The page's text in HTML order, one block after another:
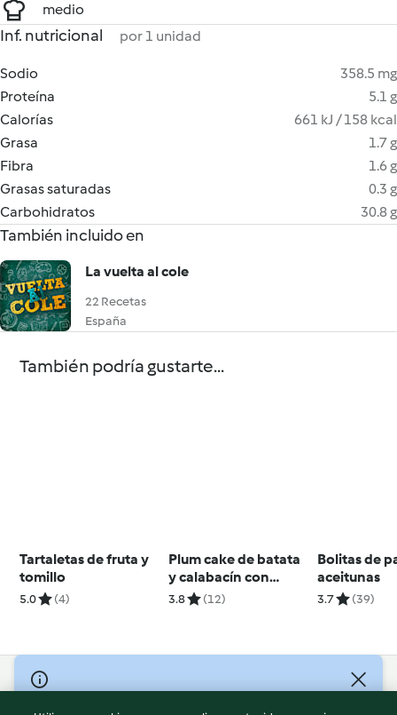
medio
Inf. nutricional por 1 unidad
Sodio
358.5 mg
Proteína
5.1 g
Calorías
661 kJ / 158 kcal
Grasa
1.7 g
Fibra
1.6 g
Grasas saturadas
0.3 g
Carbohidratos
30.8 g
También incluido en
La vuelta al cole
22 Recetas
España
También podría gustarte...
Tartaletas de fruta y
tomillo
5.0 (4)
Plum cake de batata
y calabacín con
nueces
3.8 (12)
Bolitas de
aceitunas
3.7 (39)
© Copyright 2026